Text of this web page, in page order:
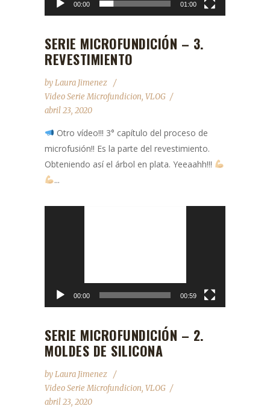
00:00 01:00
SERIE MICROFUNDICIÓN – 3.
REVESTIMIENTO
byLaura Jimenez
Video Serie Microfundicion, VLOG
abril 23, 2020
Otro vídeo!!! 3° capítulo del proceso de
microfusión!! Es la parte del revestimiento.
Obteniendo así el árbol en plata. Yeeaahh!!!
...
00:00 00:59
SERIE MICROFUNDICIÓN – 2.
MOLDES DE SILICONA
byLaura Jimenez
Video Serie Microfundicion, VLOG
abril 23, 2020